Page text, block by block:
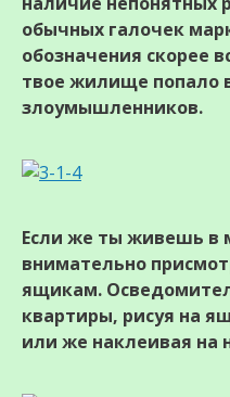
обычных галочек
обозначения скорее
твое жилище попало
злоумышленников.
Если же ты живешь в
внимательно
ящикам.
квартиры, рисуя на
или же наклеивая на